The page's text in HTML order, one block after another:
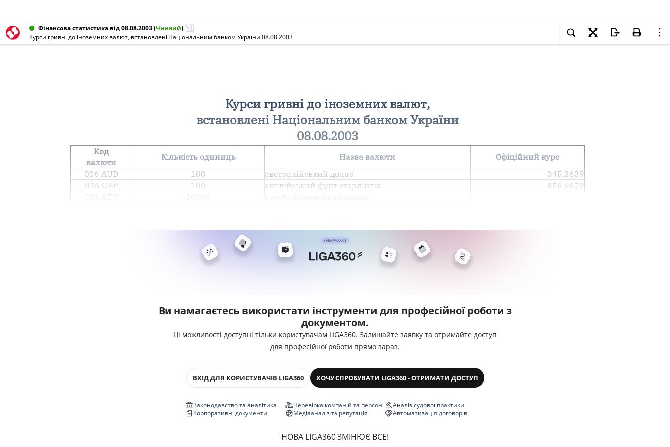
Фінансова статистика від 08.08.2003(Чинний)
Курси гривні до іноземних валют, встановлені Національним банком України 08.08.2003
Курси гривні до іноземних валют,
встановлені Національним банком України
08.08.2003
Код
валюти
Кількість одиниць Назва валюти
Офіційний курс
036 AUD
100 австралійський долар
345.3639
826 GBP
100 англiйський фунт стерлiнгiв
856.9679
Ви намагаєтесь використати інструменти для професійної роботи з
документом.
Ці можливості доступні тільки користувачам LIGA360. Залишайте заявку та отримайте доступ
для професійної роботи прямо зараз.
ВХІД ДЛЯ КОРИСТУВАЧІВ LIGA360 ХОЧУ СПРОБУВАТИ LIGA360 - ОТРИМАТИ ДОСТУП
Законодавство та аналітика
Корпоративні документи
Перевірка компаній та персон
Медіааналіз та репутація
Аналіз судової практики
Автоматизація договорів
НОВА LIGA360 ЗМІНЮЄ ВСЕ!